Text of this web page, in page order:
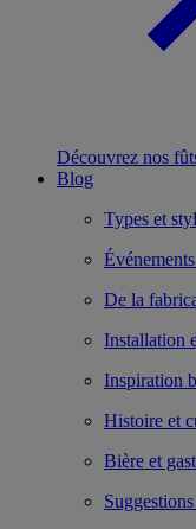
Découvrez nos
Blog
Types et
De la
Installation
Inspiration
Histoire et
Bière et